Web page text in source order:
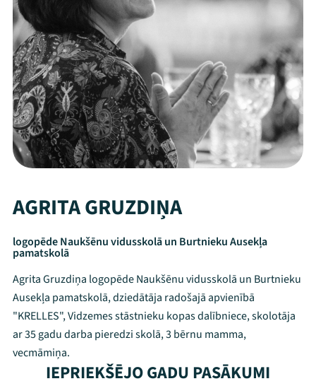
Mana programma
AGRITA GRUZDIŅA
logopēde Naukšēnu vidusskolā un Burtnieku Ausekļa
pamatskolā
Agrita Gruzdiņa logopēde Naukšēnu vidusskolā un Burtnieku
Ausekļa pamatskolā, dziedātāja radošajā apvienībā
"KRELLES", Vidzemes stāstnieku kopas dalībniece, skolotāja
ar 35 gadu darba pieredzi skolā, 3 bērnu mamma,
vecmāmiņa.
IEPRIEKŠĒJO GADU PASĀKUMI